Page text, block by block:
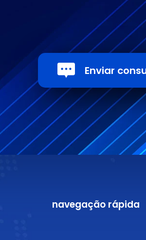
Enviar
navegação rápida